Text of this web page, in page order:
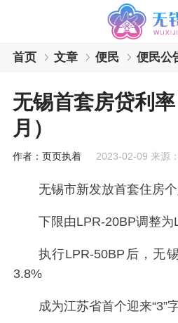
首页 文章 便民 便民公
无锡首套房贷利
月）
作者：页页执着 2023-02-09 来源：
无锡市新发放首套住房
下限由LPR-20BP调整为
执行LPR-50BP后，无
3.8%
成为江苏省首个迎来“3”